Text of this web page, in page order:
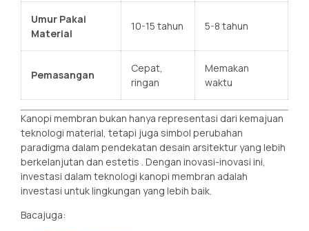
Umur Pakai
Material
10-15 tahun 5-8 tahun
Pemasangan
Cepat,
ringan
Memakan
waktu
Kanopi membran bukan hanya representasi dari kemajuan
teknologi material, tetapi juga simbol perubahan
paradigma dalam pendekatan desain arsitektur yang lebih
berkelanjutan dan estetis . Dengan inovasi-inovasi ini,
investasi dalam teknologi kanopi membran adalah
investasi untuk lingkungan yang lebih baik.
Bacajuga: